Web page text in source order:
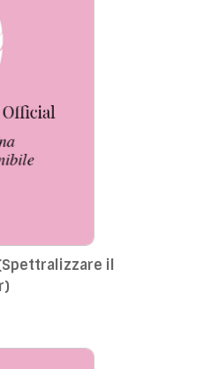
il